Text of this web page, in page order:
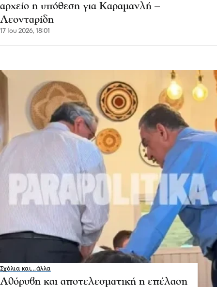
αρχείο η υπόθεση για Καραμανλή –
Λεονταρίδη
17 Ιου 2026, 18:01
Σχόλια και...άλλα
Αθόρυβη και αποτελεσματική η επέλαση